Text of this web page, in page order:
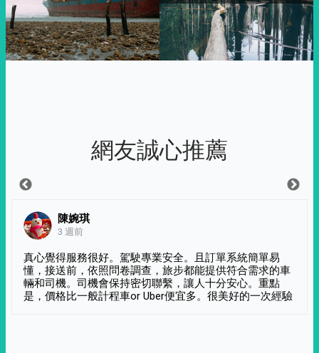
網友誠心推薦
陳婉琪
3 週前
真心覺得服務很好。駕駛專業安全。且訂單系統簡單易
懂，接送前，依照問卷調查，旅步都能提供符合需求的車
輛和司機。司機會保持密切聯繫，讓人十分安心。重點
是，價格比一般計程車or Uber便宜多。很美好的一次經驗